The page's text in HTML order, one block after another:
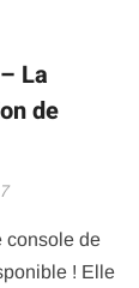
La
de
console de
! Elle